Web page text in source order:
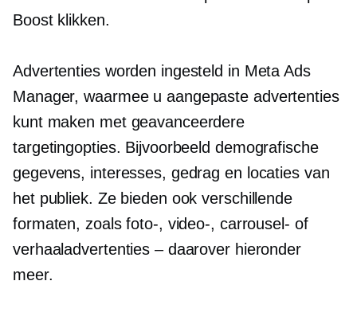
Boost klikken.
Advertenties worden ingesteld in Meta Ads
Manager, waarmee u aangepaste advertenties
kunt maken met geavanceerdere
targetingopties. Bijvoorbeeld demografische
gegevens, interesses, gedrag en locaties van
het publiek. Ze bieden ook verschillende
formaten, zoals foto-, video-, carrousel- of
verhaaladvertenties – daarover hieronder
meer.